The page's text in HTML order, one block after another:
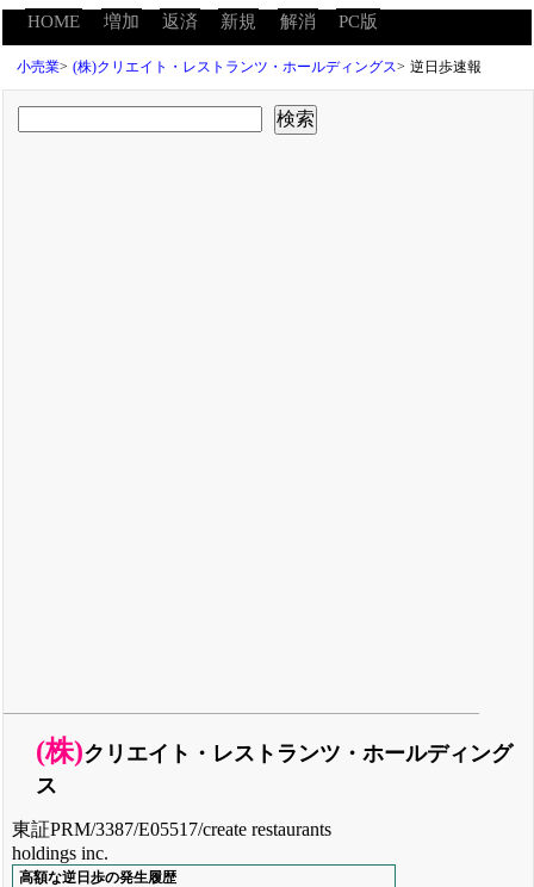
HOME 増加 返済 新規 解消 PC版
小売業> (株)クリエイト・レストランツ・ホールディングス> 逆日歩速報
(株)クリエイト・レストランツ・ホールディング
ス
東証PRM/3387/E05517/create restaurants
holdings inc.
高額な逆日歩の発生履歴